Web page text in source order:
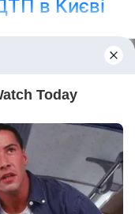
в Києві
Newses